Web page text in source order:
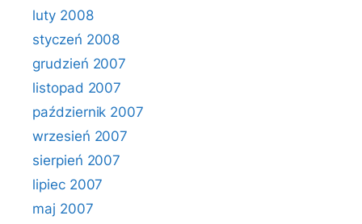
luty 2008
styczeń 2008
grudzień 2007
listopad 2007
październik 2007
wrzesień 2007
sierpień 2007
lipiec 2007
maj 2007